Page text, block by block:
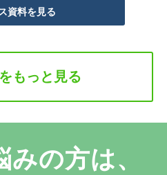
資料を見る
もっと見る
の方は、